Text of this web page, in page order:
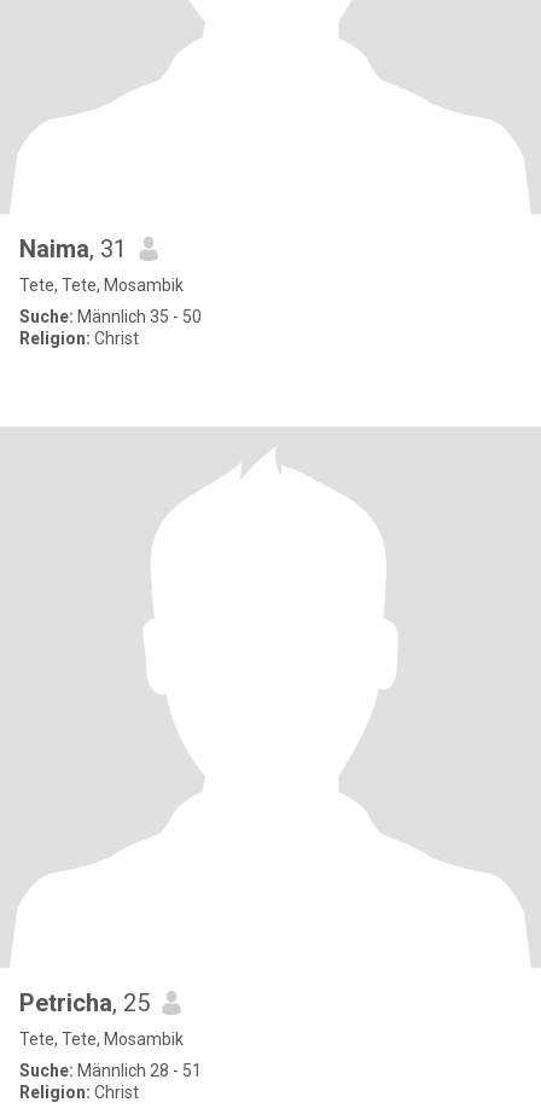
Naima, 31
Tete, Tete, Mosambik
Suche: Männlich 35 - 50
Religion: Christ
Petricha, 25
Tete, Tete, Mosambik
Suche: Männlich 28 - 51
Religion: Christ